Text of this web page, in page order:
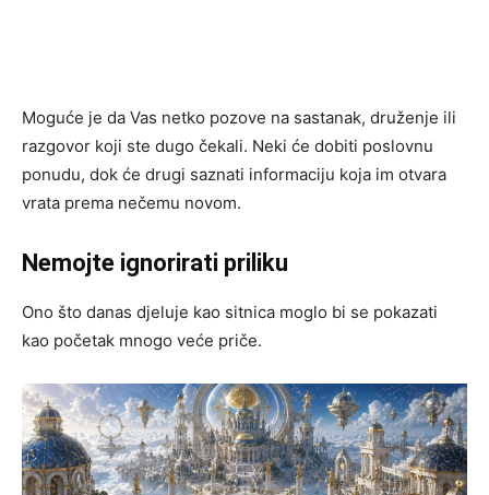
Moguće je da Vas netko pozove na sastanak, druženje ili
razgovor koji ste dugo čekali. Neki će dobiti poslovnu
ponudu, dok će drugi saznati informaciju koja im otvara
vrata prema nečemu novom.
Nemojte ignorirati priliku
Ono što danas djeluje kao sitnica moglo bi se pokazati
kao početak mnogo veće priče.